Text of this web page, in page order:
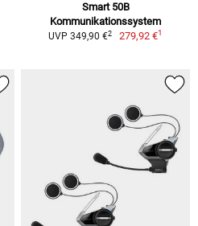
Smart 50B
Kommunikationssystem
UVP 349,90 €2 279,92 €1